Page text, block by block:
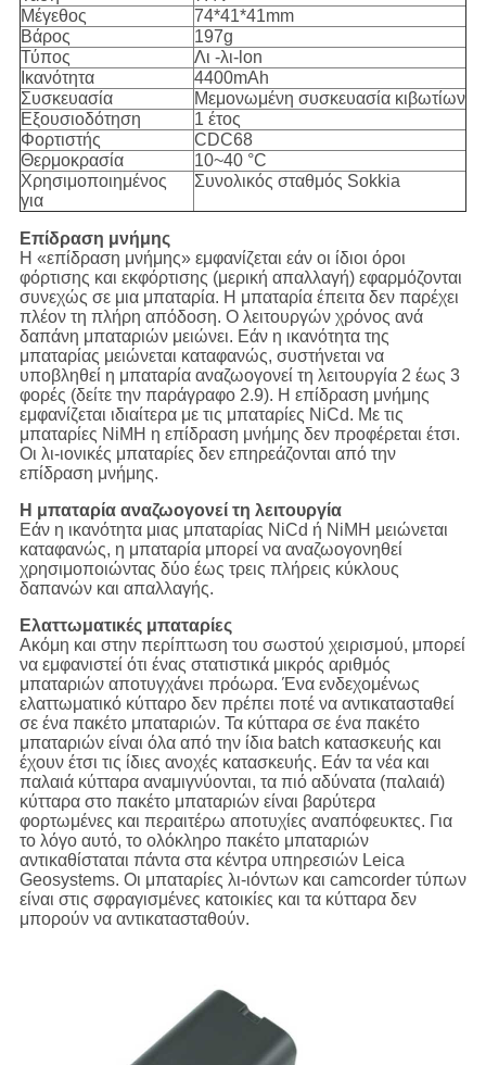
Μέγεθος
74*41*41mm
Βάρος
197g
Τύπος
Λι -λι-lon
Ικανότητα
4400mAh
Συσκευασία
Μεμονωμένη συσκευασία κιβωτίων
Εξουσιοδότηση
1 έτος
Φορτιστής
CDC68
Θερμοκρασία
10~40 °C
Χρησιμοποιημένος
για
Συνολικός σταθμός Sokkia
Επίδραση μνήμης
Η «επίδραση μνήμης» εμφανίζεται εάν οι ίδιοι όροι
φόρτισης και εκφόρτισης (μερική απαλλαγή) εφαρμόζονται
συνεχώς σε μια μπαταρία. Η μπαταρία έπειτα δεν παρέχει
πλέον τη πλήρη απόδοση. Ο λειτουργών χρόνος ανά
δαπάνη μπαταριών μειώνει. Εάν η ικανότητα της
μπαταρίας μειώνεται καταφανώς, συστήνεται να
υποβληθεί η μπαταρία αναζωογονεί τη λειτουργία 2 έως 3
φορές (δείτε την παράγραφο 2.9). Η επίδραση μνήμης
εμφανίζεται ιδιαίτερα με τις μπαταρίες NiCd. Με τις
μπαταρίες NiMH η επίδραση μνήμης δεν προφέρεται έτσι.
Οι λι-ιονικές μπαταρίες δεν επηρεάζονται από την
επίδραση μνήμης.
Η μπαταρία αναζωογονεί τη λειτουργία
Εάν η ικανότητα μιας μπαταρίας NiCd ή NiMH μειώνεται
καταφανώς, η μπαταρία μπορεί να αναζωογονηθεί
χρησιμοποιώντας δύο έως τρεις πλήρεις κύκλους
δαπανών και απαλλαγής.
Ελαττωματικές μπαταρίες
Ακόμη και στην περίπτωση του σωστού χειρισμού, μπορεί
να εμφανιστεί ότι ένας στατιστικά μικρός αριθμός
μπαταριών αποτυγχάνει πρόωρα. Ένα ενδεχομένως
ελαττωματικό κύτταρο δεν πρέπει ποτέ να αντικατασταθεί
σε ένα πακέτο μπαταριών. Τα κύτταρα σε ένα πακέτο
μπαταριών είναι όλα από την ίδια batch κατασκευής και
έχουν έτσι τις ίδιες ανοχές κατασκευής. Εάν τα νέα και
παλαιά κύτταρα αναμιγνύονται, τα πιό αδύνατα (παλαιά)
κύτταρα στο πακέτο μπαταριών είναι βαρύτερα
φορτωμένες και περαιτέρω αποτυχίες αναπόφευκτες. Για
το λόγο αυτό, το ολόκληρο πακέτο μπαταριών
αντικαθίσταται πάντα στα κέντρα υπηρεσιών Leica
Geosystems. Οι μπαταρίες λι-ιόντων και camcorder τύπων
είναι στις σφραγισμένες κατοικίες και τα κύτταρα δεν
μπορούν να αντικατασταθούν.